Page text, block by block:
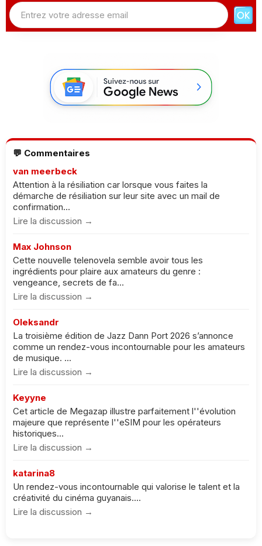
💬 Commentaires
van meerbeck
Attention à la résiliation car lorsque vous faites la
démarche de résiliation sur leur site avec un mail de
confirmation...
Lire la discussion →
Max Johnson
Cette nouvelle telenovela semble avoir tous les
ingrédients pour plaire aux amateurs du genre :
vengeance, secrets de fa...
Lire la discussion →
Oleksandr
La troisième édition de Jazz Dann Port 2026 s’annonce
comme un rendez-vous incontournable pour les amateurs
de musique. ...
Lire la discussion →
Keyyne
Cet article de Megazap illustre parfaitement l''évolution
majeure que représente l''eSIM pour les opérateurs
historiques...
Lire la discussion →
katarina8
Un rendez-vous incontournable qui valorise le talent et la
créativité du cinéma guyanais....
Lire la discussion →